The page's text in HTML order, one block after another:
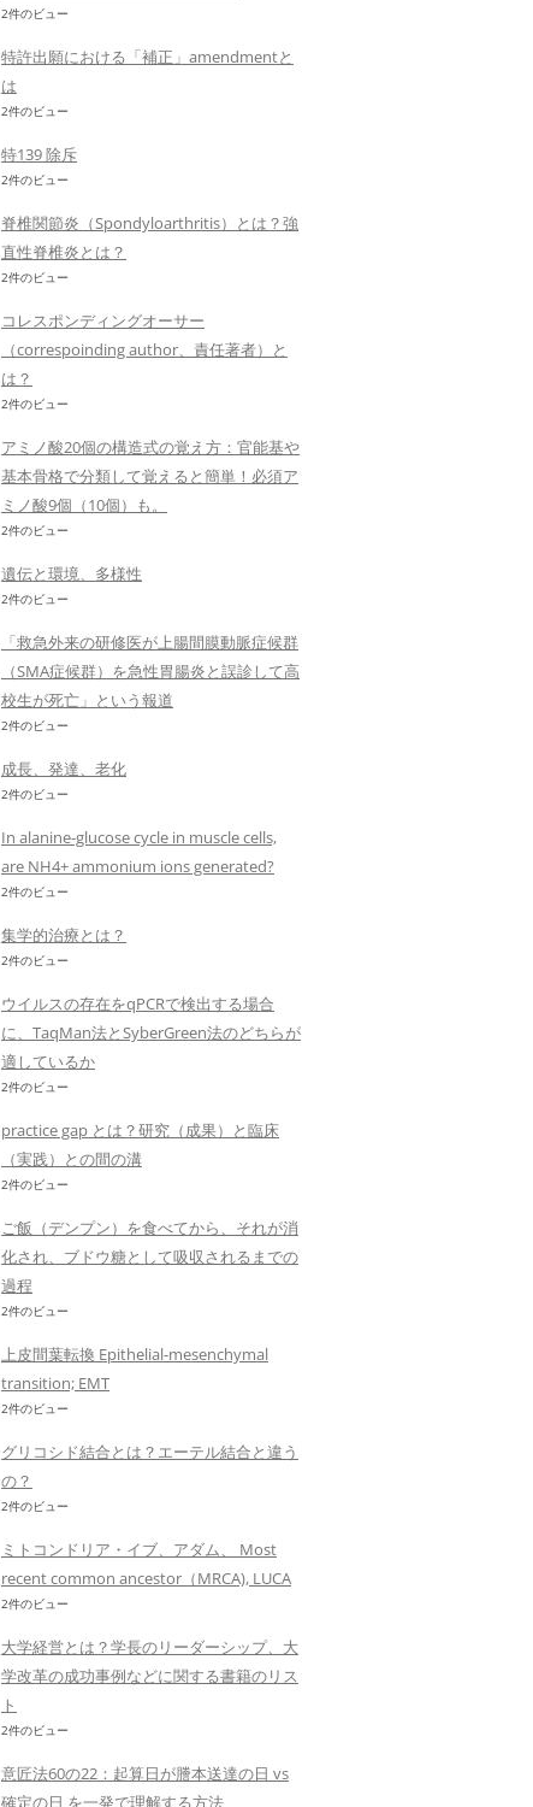
2件のビュー
特許出願における「補正」amendmentと
は
2件のビュー
特139 除斥
2件のビュー
脊椎関節炎（Spondyloarthritis）とは？強
直性脊椎炎とは？
2件のビュー
コレスポンディングオーサー
（correspoinding author、責任著者）と
は？
2件のビュー
アミノ酸20個の構造式の覚え方：官能基や
基本骨格で分類して覚えると簡単！必須ア
ミノ酸9個（10個）も。
2件のビュー
遺伝と環境、多様性
2件のビュー
「救急外来の研修医が上腸間膜動脈症候群
（SMA症候群）を急性胃腸炎と誤診して高
校生が死亡」という報道
2件のビュー
成長、発達、老化
2件のビュー
In alanine-glucose cycle in muscle cells,
are NH4+ ammonium ions generated?
2件のビュー
集学的治療とは？
2件のビュー
ウイルスの存在をqPCRで検出する場合
に、TaqMan法とSyberGreen法のどちらが
適しているか
2件のビュー
practice gap とは？研究（成果）と臨床
（実践）との間の溝
2件のビュー
ご飯（デンプン）を食べてから、それが消
化され、ブドウ糖として吸収されるまでの
過程
2件のビュー
上皮間葉転換 Epithelial-mesenchymal
transition; EMT
2件のビュー
グリコシド結合とは？エーテル結合と違う
の？
2件のビュー
ミトコンドリア・イブ、アダム、 Most
recent common ancestor（MRCA), LUCA
2件のビュー
大学経営とは？学長のリーダーシップ、大
学改革の成功事例などに関する書籍のリス
ト
2件のビュー
意匠法60の22：起算日が謄本送達の日 vs
確定の日 を一発で理解する方法